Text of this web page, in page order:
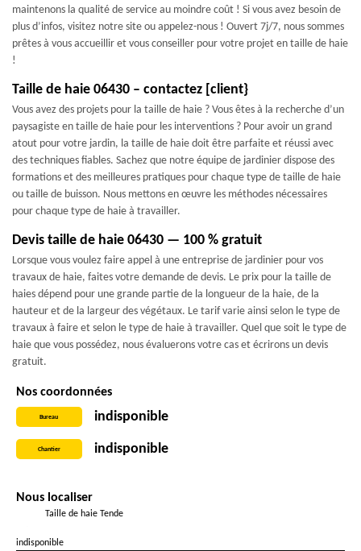
maintenons la qualité de service au moindre coût ! Si vous avez besoin de
plus d’infos, visitez notre site ou appelez-nous ! Ouvert 7j/7, nous sommes
prêtes à vous accueillir et vous conseiller pour votre projet en taille de haie
!
Taille de haie 06430 – contactez [client}
Vous avez des projets pour la taille de haie ? Vous êtes à la recherche d’un
paysagiste en taille de haie pour les interventions ? Pour avoir un grand
atout pour votre jardin, la taille de haie doit être parfaite et réussi avec
des techniques fiables. Sachez que notre équipe de jardinier dispose des
formations et des meilleures pratiques pour chaque type de taille de haie
ou taille de buisson. Nous mettons en œuvre les méthodes nécessaires
pour chaque type de haie à travailler.
Devis taille de haie 06430 — 100 % gratuit
Lorsque vous voulez faire appel à une entreprise de jardinier pour vos
travaux de haie, faites votre demande de devis. Le prix pour la taille de
haies dépend pour une grande partie de la longueur de la haie, de la
hauteur et de la largeur des végétaux. Le tarif varie ainsi selon le type de
travaux à faire et selon le type de haie à travailler. Quel que soit le type de
haie que vous possédez, nous évaluerons votre cas et écrirons un devis
gratuit.
Nos coordonnées
Bureau indisponible
Chantier indisponible
Nous localiser
Taille de haie Tende
indisponible